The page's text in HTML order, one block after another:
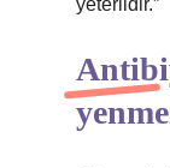
yeterlidir.”